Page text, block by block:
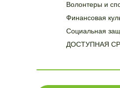
Волонтеры и
Финансовая
Социальная
ДОСТУПНАЯ